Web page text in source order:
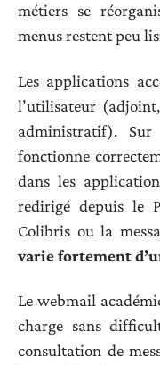
métiers se
menus restent peu
Les applications
l’utilisateur
administratif). Sur
fonctionne
dans les
redirigé depuis le
Colibris ou la
varie fortement
Le webmail
charge sans
consultation de